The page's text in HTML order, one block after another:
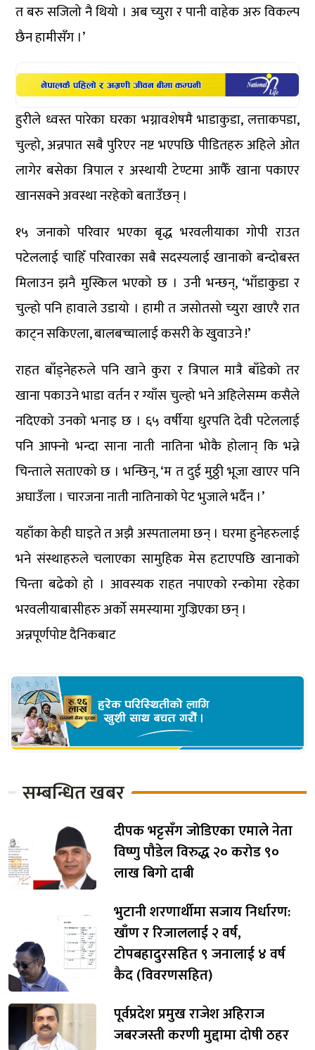
त बरु सजिलो नै थियो । अब च्युरा र पानी वाहेक अरु विकल्प
छैन हामीसँग ।’
हुरीले ध्वस्त पारेका घरका भग्नावशेषमै भाडाकुडा, लत्ताकपडा,
चुल्हो, अन्नपात सबै पुरिएर नष्ट भएपछि पीडितहरु अहिले ओत
लागेर बसेका त्रिपाल र अस्थायी टेण्टमा आफैँ खाना पकाएर
खानसक्ने अवस्था नरहेको बताउँछन् ।
१५ जनाको परिवार भएका बृद्ध भरवलीयाका गोपी राउत
पटेललाई चाहिँ परिवारका सबै सदस्यलाई खानाको बन्दोबस्त
मिलाउन झनै मुस्किल भएको छ । उनी भन्छन्, ‘भाँडाकुडा र
चुल्हो पनि हावाले उडायो । हामी त जसोतसो च्युरा खाएरै रात
काट्न सकिएला, बालबच्चालाई कसरी के खुवाउने !’
राहत बाँड्नेहरुले पनि खाने कुरा र त्रिपाल मात्रै बाँडेको तर
खाना पकाउने भाडा वर्तन र ग्याँस चुल्हो भने अहिलेसम्म कसैले
नदिएको उनको भनाइ छ । ६५ वर्षीया धुरपति देवी पटेललाई
पनि आफ्नो भन्दा साना नाती नातिना भोकै होलान् कि भन्ने
चिन्ताले सताएको छ । भन्छिन्, ‘म त दुई मुठ्ठी भूजा खाएर पनि
अघाउँला । चारजना नाती नातिनाको पेट भुजाले भर्दैन ।’
यहाँका केही घाइते त अझै अस्पतालमा छन् । घरमा हुनेहरुलाई
भने संस्थाहरुले चलाएका सामुहिक मेस हटाएपछि खानाको
चिन्ता बढेको हो । आवस्यक राहत नपाएको रन्कोमा रहेका
भरवलीयाबासीहरु अर्को समस्यामा गुज्रिएका छन् ।
अन्नपूर्णपोष्ट दैनिकबाट
सम्बन्धित खबर
दीपक भट्टसँग जोडिएका एमाले नेता
विष्णु पौडेल विरुद्ध २० करोड ९०
लाख बिगो दाबी
भुटानी शरणार्थीमा सजाय निर्धारण:
खाँण र रिजाललाई २ वर्ष,
टोपबहादुरसहित ९ जनालाई ४ वर्ष
कैद (विवरणसहित)
पूर्वप्रदेश प्रमुख राजेश अहिराज
जबरजस्ती करणी मुद्दामा दोषी ठहर